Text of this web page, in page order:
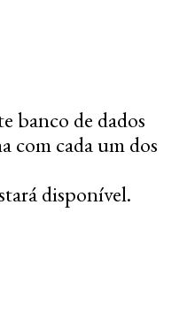
banco de dados
com cada um dos
disponível.